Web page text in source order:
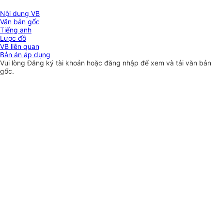
Nội dung VB
Văn bản gốc
Tiếng anh
Lược đồ
VB liên quan
Bản án áp dụng
Vui lòngĐăng ký tài khoản hoặc đăng nhập để xem và tải văn bản
gốc.